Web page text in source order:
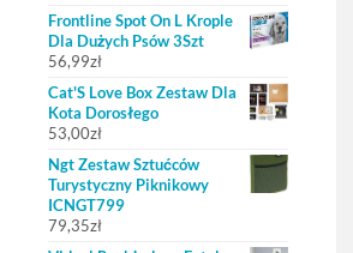
Frontline Spot On L Krople
Dla Dużych Psów 3Szt
56,99zł
Cat'S Love Box Zestaw Dla
Kota Dorosłego
53,00zł
Ngt Zestaw Sztućców
Turystyczny Piknikowy
ICNGT799
79,35zł